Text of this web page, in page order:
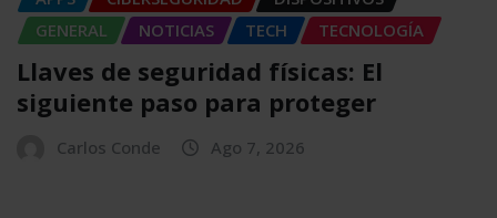
GENERAL
NOTICIAS TECH TECNOLOGÍA
Llaves de seguridad físicas: El
siguiente paso para proteger
Carlos Conde Ago 7, 2026